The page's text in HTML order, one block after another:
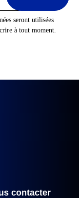
seront utilisées
à tout moment.
contacter